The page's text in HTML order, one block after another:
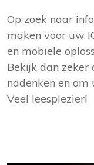
Op zoek naar
maken voor uw
en mobiele
Bekijk dan zeker
nadenken en om
Veel leesplezier!